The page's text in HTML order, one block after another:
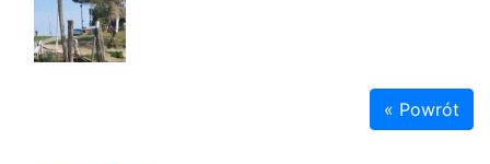
« Powrót